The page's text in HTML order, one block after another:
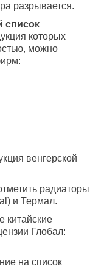
разрывается.
список
которых
можно
венгерской
радиаторы
и Термал.
китайские
Глобал:
на список